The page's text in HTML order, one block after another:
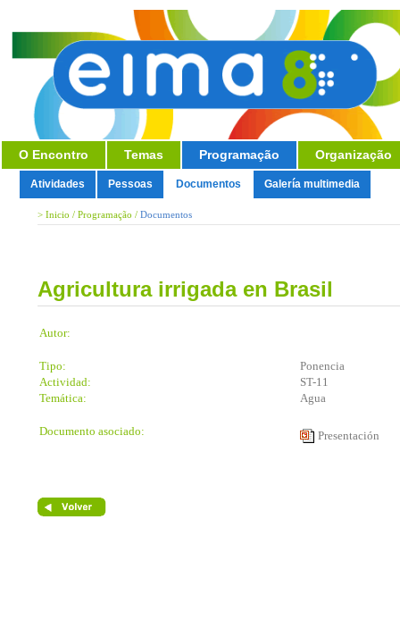
O Encontro Temas Programação Organização
Atividades Pessoas Documentos Galería multimedia
> Inicio / Programação / Documentos
Agricultura irrigada en Brasil
Autor:
Tipo:
Ponencia
Actividad:
ST-11
Temática:
Agua
Documento asociado: Presentación